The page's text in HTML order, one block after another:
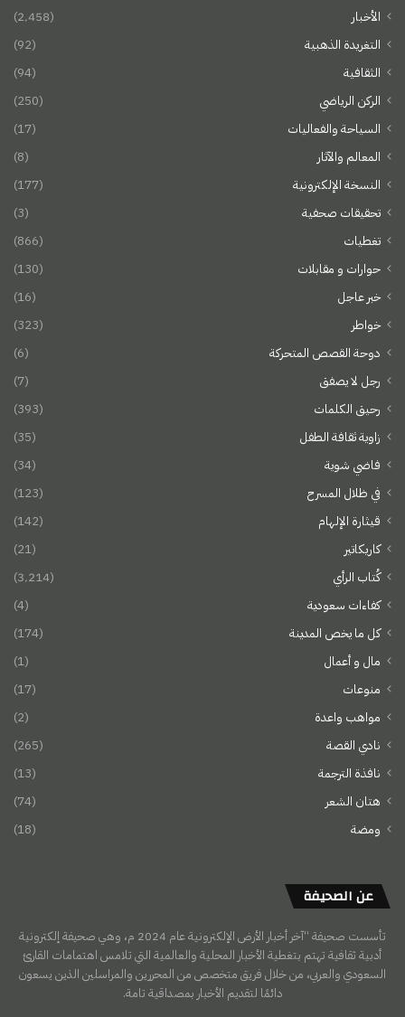
الأخبار
(2٬458)
التغريدة الذهبية
(92)
الثقافية
(94)
الركن الرياضي
(250)
السياحة والفعاليات
(17)
المعالم والآثار
(8)
النسخة الإلكترونية
(177)
تحقيقات صحفية
(3)
تغطيات
(866)
حوارات و مقابلات
(130)
خبر عاجل
(16)
خواطر
(323)
دوحة القصص المتحركة
(6)
رجل لا يصفق
(7)
رحيق الكلمات
(393)
زاوية ثقافة الطفل
(35)
فاضي شوية
(34)
في ظلال المسرح
(123)
قيثارة الإلهام
(142)
كاريكاتير
(21)
كُتاب الرأي
(3٬214)
كفاءات سعودية
(4)
كل ما يخص المدينة
(174)
مال و أعمال
(1)
منوعات
(17)
مواهب واعدة
(2)
نادي القصة
(265)
نافذة الترجمة
(13)
هتان الشعر
(74)
ومضة
(18)
عن الصحيفة
تأسست صحيفة “آخر أخبار الأرض الإلكترونية عام 2024 م، وهي صحيفة إلكترونية
أدبية ثقافية تهتم بتغطية الأخبار المحلية والعالمية التي تلامس اهتمامات القارئ
السعودي والعربي، من خلال فريق متخصص من المحررين والمراسلين الذين يسعون
دائمًا لتقديم الأخبار بمصداقية تامة.